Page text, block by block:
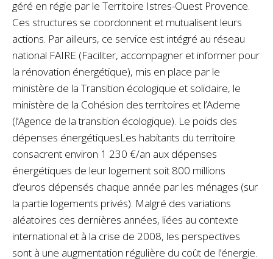
géré en régie par le Territoire Istres-Ouest Provence.
Ces structures se coordonnent et mutualisent leurs
actions. Par ailleurs, ce service est intégré au réseau
national FAIRE (Faciliter, accompagner et informer pour
la rénovation énergétique), mis en place par le
ministère de la Transition écologique et solidaire, le
ministère de la Cohésion des territoires et l’Ademe
(l’Agence de la transition écologique). Le poids des
dépenses énergétiquesLes habitants du territoire
consacrent environ 1 230 €/an aux dépenses
énergétiques de leur logement soit 800 millions
d’euros dépensés chaque année par les ménages (sur
la partie logements privés). Malgré des variations
aléatoires ces dernières années, liées au contexte
international et à la crise de 2008, les perspectives
sont à une augmentation régulière du coût de l’énergie.